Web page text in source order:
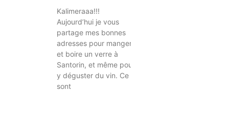
Kalimeraaa!!!
Aujourd’hui je vous
partage mes bonnes
adresses pour manger
et boire un verre à
Santorin, et même pour
y déguster du vin. Ce
sont